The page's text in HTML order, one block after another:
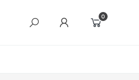
0